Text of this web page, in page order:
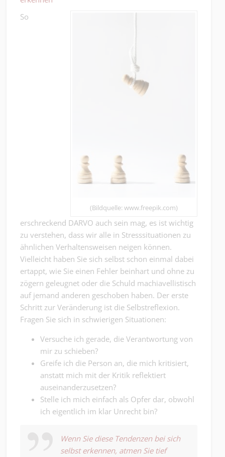
(Bildquelle: www.freepik.com)
So
erschreckend DARVO auch sein mag, es ist wichtig
zu verstehen, dass wir alle in Stresssituationen zu
ähnlichen Verhaltensweisen neigen können.
Vielleicht haben Sie sich selbst schon einmal dabei
ertappt, wie Sie einen Fehler beinhart und ohne zu
zögern geleugnet oder die Schuld machiavellistisch
auf jemand anderen geschoben haben. Der erste
Schritt zur Veränderung ist die Selbstreflexion.
Fragen Sie sich in schwierigen Situationen:
Versuche ich gerade, die Verantwortung von
mir zu schieben?
Greife ich die Person an, die mich kritisiert,
anstatt mich mit der Kritik reflektiert
auseinanderzusetzen?
Stelle ich mich einfach als Opfer dar, obwohl
ich eigentlich im klar Unrecht bin?
Wenn Sie diese Tendenzen bei sich
selbst erkennen, atmen Sie tief